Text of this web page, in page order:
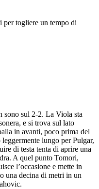
per togliere un tempo di
sono sul 2-2. La Viola sta
e si trova sul lato
in avanti, poco prima del
lungo per Pulgar,
di testa tenta di aprire una
A quel punto Tomori,
l’occasione e mette in
una decina di metri in un